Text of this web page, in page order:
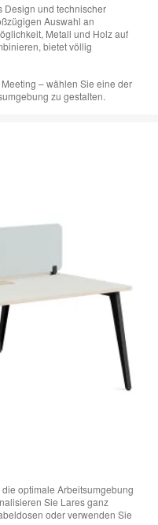
Design und technischer
Auswahl an
Metall und Holz auf
bietet völlig
– wählen Sie eine der
zu gestalten.
optimale Arbeitsumgebung
Sie Lares ganz
oder verwenden Sie